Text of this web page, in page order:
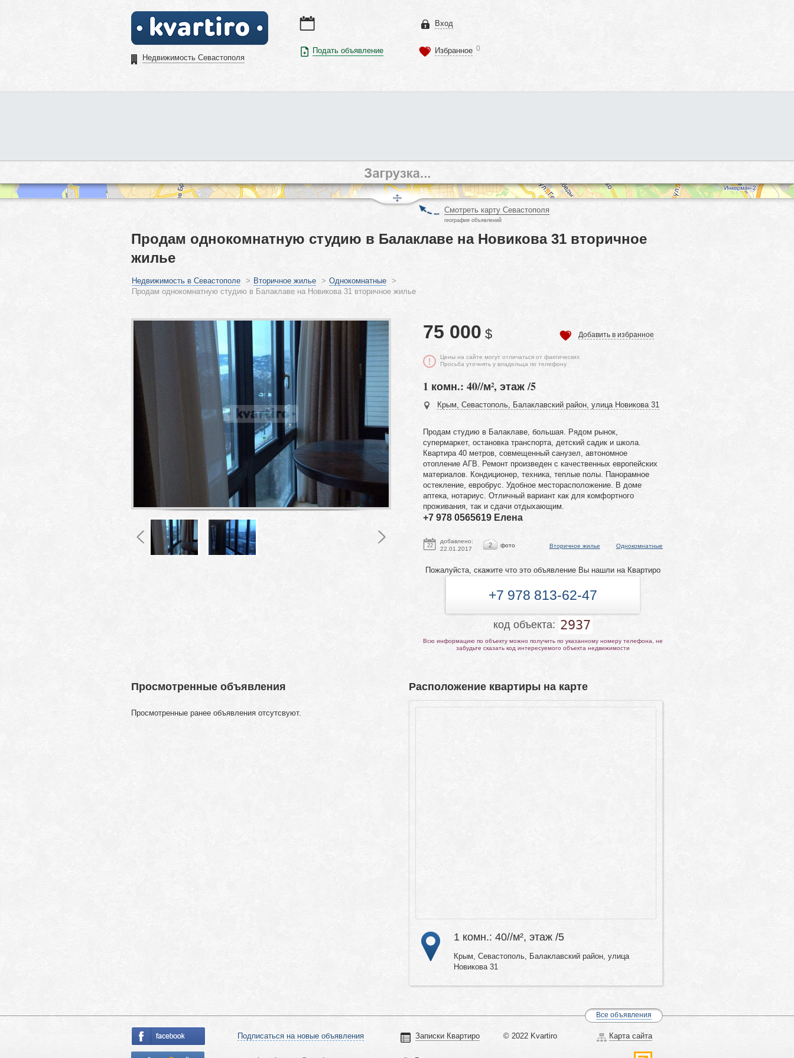
Недвижимость Севастополя
Подать объявление
Вход
Избранное 0
Смотреть карту Севастополя
география объявлений
Продам однокомнатную студию в Балаклаве на Новикова 31 вторичное
жилье
Недвижимость в Севастополе > Вторичное жилье > Однокомнатные >
Продам однокомнатную студию в Балаклаве на Новикова 31 вторичное жилье
75 000 $ Добавить в избранное
Цены на сайте могут отличаться от фактических
Просьба уточнять у владельца по телефону
1 комн.: 40//м², этаж /5
Крым, Севастополь, Балаклавский район, улица Новикова 31
Продам студию в Балаклаве, большая. Рядом рынок,
супермаркет, остановка транспорта, детский садик и школа.
Квартира 40 метров, совмещенный санузел, автономное
отопление АГВ. Ремонт произведен с качественных европейских
материалов. Кондиционер, техника, теплые полы. Панорамное
остекление, евробрус. Удобное месторасположение. В доме
аптека, нотариус. Отличный вариант как для комфортного
проживания, так и сдачи отдыхающим.
+7 978 0565619 Елена
22
добавлено:
22.01.2017
2 фото Вторичное жилье Однокомнатные
Пожалуйста, скажите что это объявление Вы нашли на Квартиро
+7 978 813-62-47
код объекта: 2937
Всю информацию по объекту можно получить по указанному номеру телефона, не
забудьте сказать код интересуемого объекта недвижимости
Расположение квартиры на карте
1 комн.: 40//м², этаж /5
Крым, Севастополь, Балаклавский район, улица
Новикова 31
Просмотренные объявления
Просмотренные ранее объявления отсутсвуют.
Все объявления
Подписаться на новые объявления Записки Квартиро © 2022 Kvartiro Карта сайта